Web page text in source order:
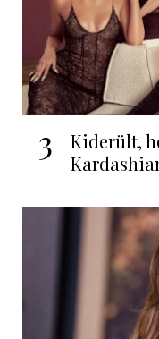
3
Kiderült,